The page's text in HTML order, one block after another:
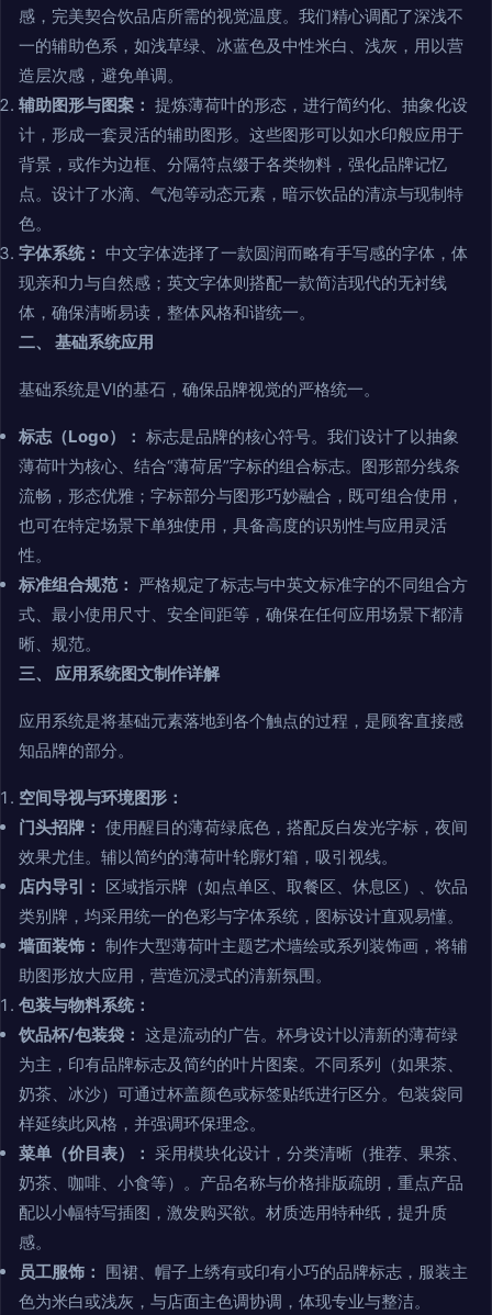
感，完美契合饮品店所需的视觉温度。我们精心调配了深浅不
一的辅助色系，如浅草绿、冰蓝色及中性米白、浅灰，用以营
造层次感，避免单调。
辅助图形与图案： 提炼薄荷叶的形态，进行简约化、抽象化设
计，形成一套灵活的辅助图形。这些图形可以如水印般应用于
背景，或作为边框、分隔符点缀于各类物料，强化品牌记忆
点。设计了水滴、气泡等动态元素，暗示饮品的清凉与现制特
色。
字体系统： 中文字体选择了一款圆润而略有手写感的字体，体
现亲和力与自然感；英文字体则搭配一款简洁现代的无衬线
体，确保清晰易读，整体风格和谐统一。
二、 基础系统应用
基础系统是VI的基石，确保品牌视觉的严格统一。
标志（Logo）： 标志是品牌的核心符号。我们设计了以抽象
薄荷叶为核心、结合“薄荷居”字标的组合标志。图形部分线条
流畅，形态优雅；字标部分与图形巧妙融合，既可组合使用，
也可在特定场景下单独使用，具备高度的识别性与应用灵活
性。
标准组合规范： 严格规定了标志与中英文标准字的不同组合方
式、最小使用尺寸、安全间距等，确保在任何应用场景下都清
晰、规范。
三、 应用系统图文制作详解
应用系统是将基础元素落地到各个触点的过程，是顾客直接感
知品牌的部分。
空间导视与环境图形：
门头招牌： 使用醒目的薄荷绿底色，搭配反白发光字标，夜间
效果尤佳。辅以简约的薄荷叶轮廓灯箱，吸引视线。
店内导引： 区域指示牌（如点单区、取餐区、休息区）、饮品
类别牌，均采用统一的色彩与字体系统，图标设计直观易懂。
墙面装饰： 制作大型薄荷叶主题艺术墙绘或系列装饰画，将辅
助图形放大应用，营造沉浸式的清新氛围。
包装与物料系统：
饮品杯/包装袋： 这是流动的广告。杯身设计以清新的薄荷绿
为主，印有品牌标志及简约的叶片图案。不同系列（如果茶、
奶茶、冰沙）可通过杯盖颜色或标签贴纸进行区分。包装袋同
样延续此风格，并强调环保理念。
菜单（价目表）： 采用模块化设计，分类清晰（推荐、果茶、
奶茶、咖啡、小食等）。产品名称与价格排版疏朗，重点产品
配以小幅特写插图，激发购买欲。材质选用特种纸，提升质
感。
员工服饰： 围裙、帽子上绣有或印有小巧的品牌标志，服装主
色为米白或浅灰，与店面主色调协调，体现专业与整洁。